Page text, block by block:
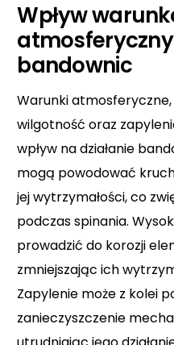
Wpływ
bandownic
Warunki
wilgotność oraz
wpływ na działanie
mogą powodować
jej wytrzymałości, co
podczas spinania.
prowadzić do korozji
zmniejszając ich
Zapylenie może z kolei
zanieczyszczenie